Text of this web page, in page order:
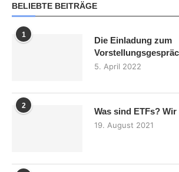
BELIEBTE BEITRÄGE
1
Die Einladung zum
5. April 2022
2
Was sind ETFs?
19. August 2021